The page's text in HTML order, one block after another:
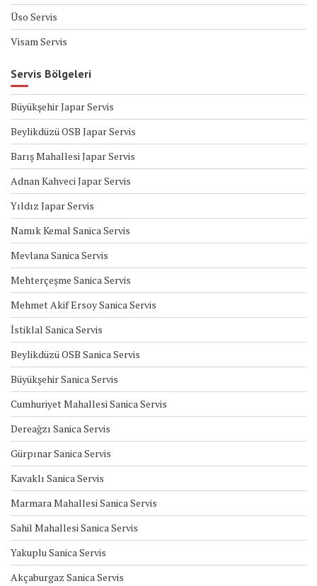
Üso Servis
Visam Servis
Servis Bölgeleri
Büyükşehir Japar Servis
Beylikdüzü OSB Japar Servis
Barış Mahallesi Japar Servis
Adnan Kahveci Japar Servis
Yıldız Japar Servis
Namık Kemal Sanica Servis
Mevlana Sanica Servis
Mehterçeşme Sanica Servis
Mehmet Akif Ersoy Sanica Servis
İstiklal Sanica Servis
Beylikdüzü OSB Sanica Servis
Büyükşehir Sanica Servis
Cumhuriyet Mahallesi Sanica Servis
Dereağzı Sanica Servis
Gürpınar Sanica Servis
Kavaklı Sanica Servis
Marmara Mahallesi Sanica Servis
Sahil Mahallesi Sanica Servis
Yakuplu Sanica Servis
Akçaburgaz Sanica Servis